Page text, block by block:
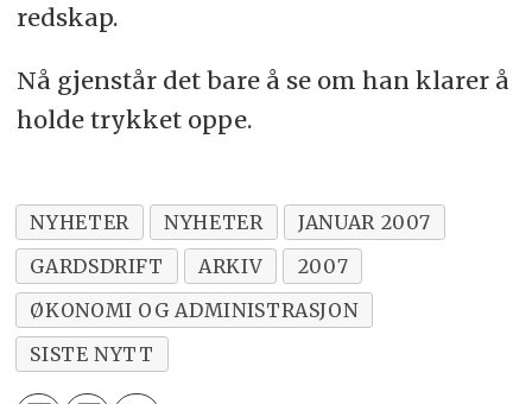
redskap.
Nå gjenstår det bare å se om han klarer å
holde trykket oppe.
NYHETER NYHETER
JANUAR 2007
GARDSDRIFT
ARKIV
2007
ØKONOMI OG ADMINISTRASJON
SISTE NYTT